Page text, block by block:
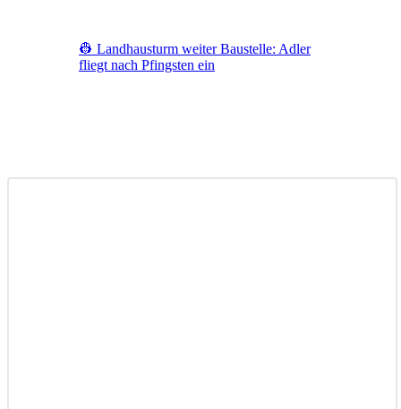
👷 Landhausturm weiter Baustelle: Adler
fliegt nach Pfingsten ein